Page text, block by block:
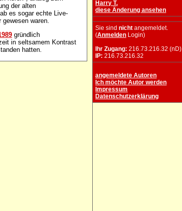
der alten
es sogar echte Live-
waren.
gründlich
in seltsamem Kontrast
hatten.
Harry T.
diese Änderung ansehen
Sie sindnicht angemeldet.
(Anmelden Login)
Ihr Zugang: 216.73.216.32 (nD)
IP: 216.73.216.32
angemeldete Autoren
Ich möchte Autor werden
Impressum
Datenschutzerklärung